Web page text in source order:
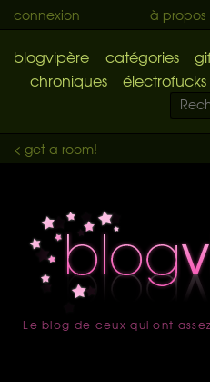
connexion à propos
blogvipère catégories
chroniques
électrofucks
< get a room!
accueil
Le blog de ceux qui ont